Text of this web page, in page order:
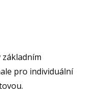
pro individuální